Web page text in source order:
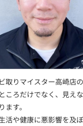
取りマイスター高崎店の
ころだけでなく、見え
ます。
活や健康に悪影響を及